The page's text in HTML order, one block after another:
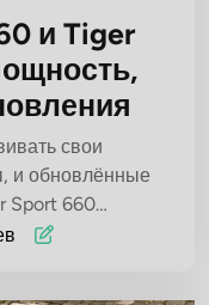
и Tiger
свои
и обновлённые
Sport 660…